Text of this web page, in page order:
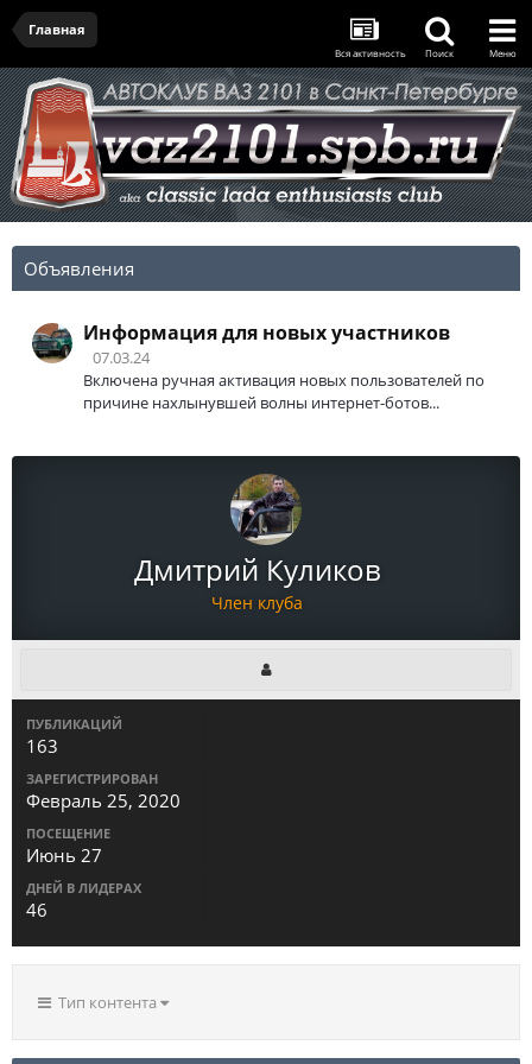
Главная
Вся активность Поиск Меню
Объявления
Информация для новых участников
07.03.24
Включена ручная активация новых пользователей по
причине нахлынувшей волны интернет-ботов...
Дмитрий Куликов
Член клуба
ПУБЛИКАЦИЙ
163
ЗАРЕГИСТРИРОВАН
Февраль 25, 2020
ПОСЕЩЕНИЕ
Июнь 27
ДНЕЙ В ЛИДЕРАХ
46
Тип контента